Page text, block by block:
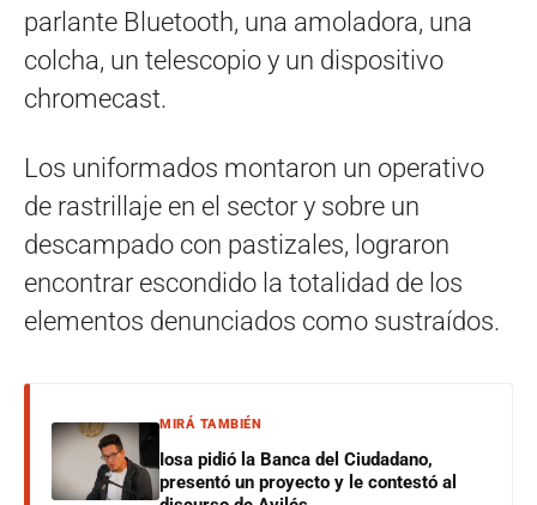
parlante Bluetooth, una amoladora, una
colcha, un telescopio y un dispositivo
chromecast.
Los uniformados montaron un operativo
de rastrillaje en el sector y sobre un
descampado con pastizales, lograron
encontrar escondido la totalidad de los
elementos denunciados como sustraídos.
MIRÁ TAMBIÉN
Iosa pidió la Banca del Ciudadano,
presentó un proyecto y le contestó al